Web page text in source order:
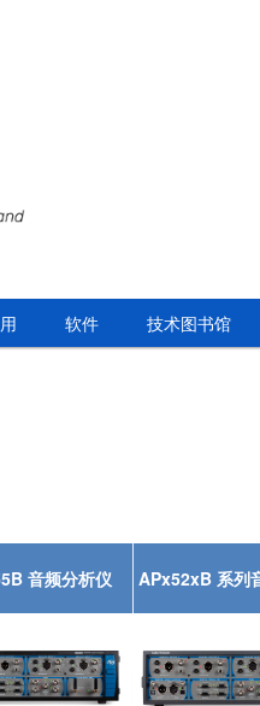
软件 技术图书馆
音频分析仪 APx52xB 系列